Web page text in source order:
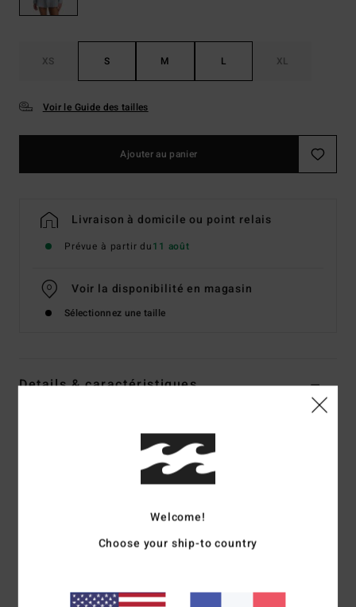
XS S M L XL
Voir le Guide des tailles
Ajouter au panier
Livraison à domicile ou point relais
Prévue à partir du11 août
Voir la disponibilité en magasin
Sélectionnez une taille
Details & caractéristiques
Code couleurtwb1
Gaze double flammée légère en pur coton
Modèle boutonné
Fermeture boutonnée vers le bas
Welcome!
Choose your ship-to country